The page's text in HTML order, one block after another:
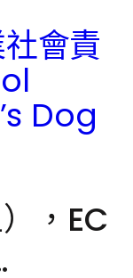
會責
Dog
，EC